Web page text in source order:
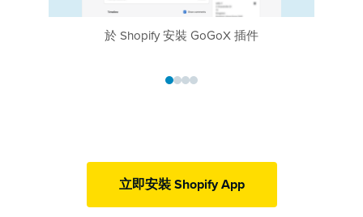
於 Shopify 安裝 GoGoX 插件
立即安裝 Shopify App